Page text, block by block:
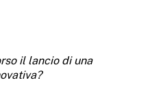
il lancio di una